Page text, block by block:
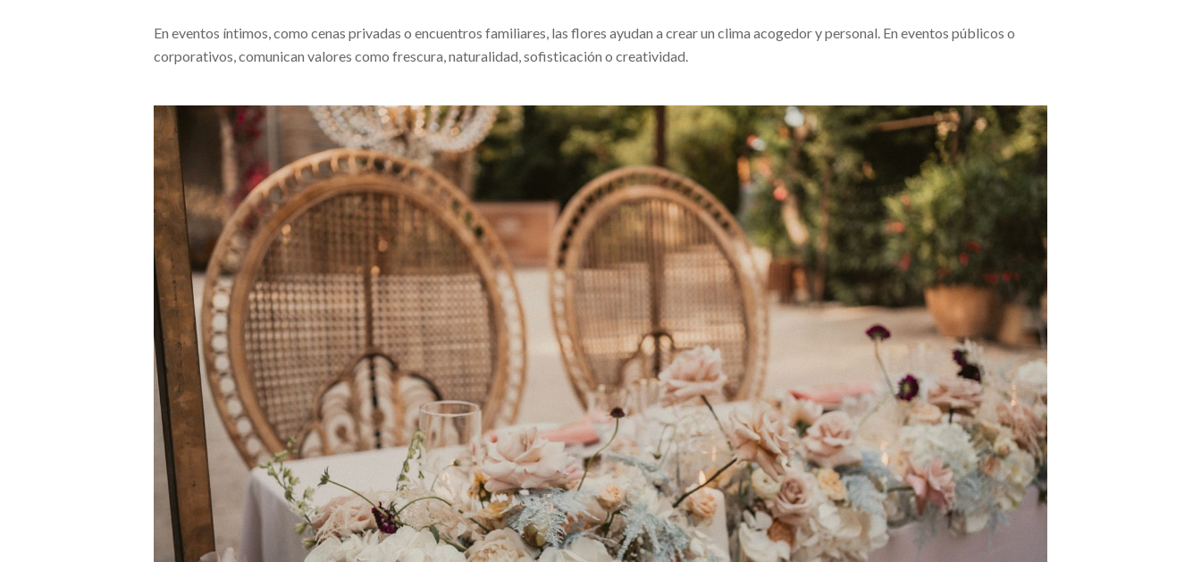
En eventos íntimos, como cenas privadas o encuentros familiares, las flores ayudan a crear un clima acogedor y personal. En eventos públicos o
corporativos, comunican valores como frescura, naturalidad, sofisticación o creatividad.